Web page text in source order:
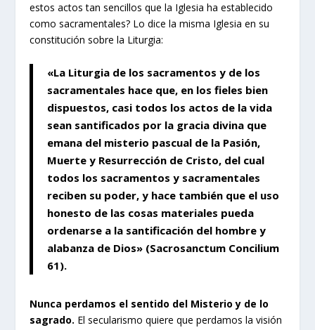
estos actos tan sencillos que la Iglesia ha establecido
como sacramentales? Lo dice la misma Iglesia en su
constitución sobre la Liturgia:
«La Liturgia de los sacramentos y de los
sacramentales hace que, en los fieles bien
dispuestos, casi todos los actos de la vida
sean santificados por la gracia divina que
emana del misterio pascual de la Pasión,
Muerte y Resurrección de Cristo, del cual
todos los sacramentos y sacramentales
reciben su poder, y hace también que el uso
honesto de las cosas materiales pueda
ordenarse a la santificación del hombre y
alabanza de Dios» (Sacrosanctum Concilium
61).
Nunca perdamos el sentido del Misterio y de lo
sagrado. El secularismo quiere que perdamos la visión